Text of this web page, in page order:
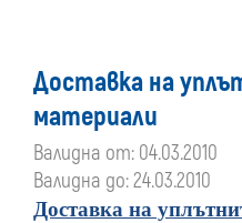
Доставка на
материали
Валидна от: 04.03.2010
Валидна до: 24.03.2010
Доставка на